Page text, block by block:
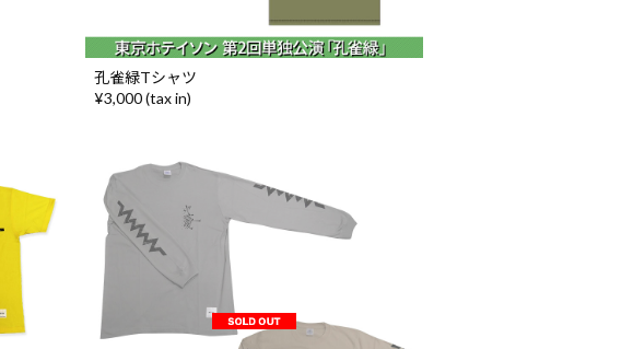
孔雀緑Tシャツ
¥3,000 (tax in)